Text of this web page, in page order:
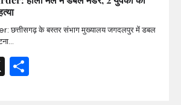
छत्तीसगढ़ के बस्तर संभाग मुख्यालय जगदलपुर में डबल
X